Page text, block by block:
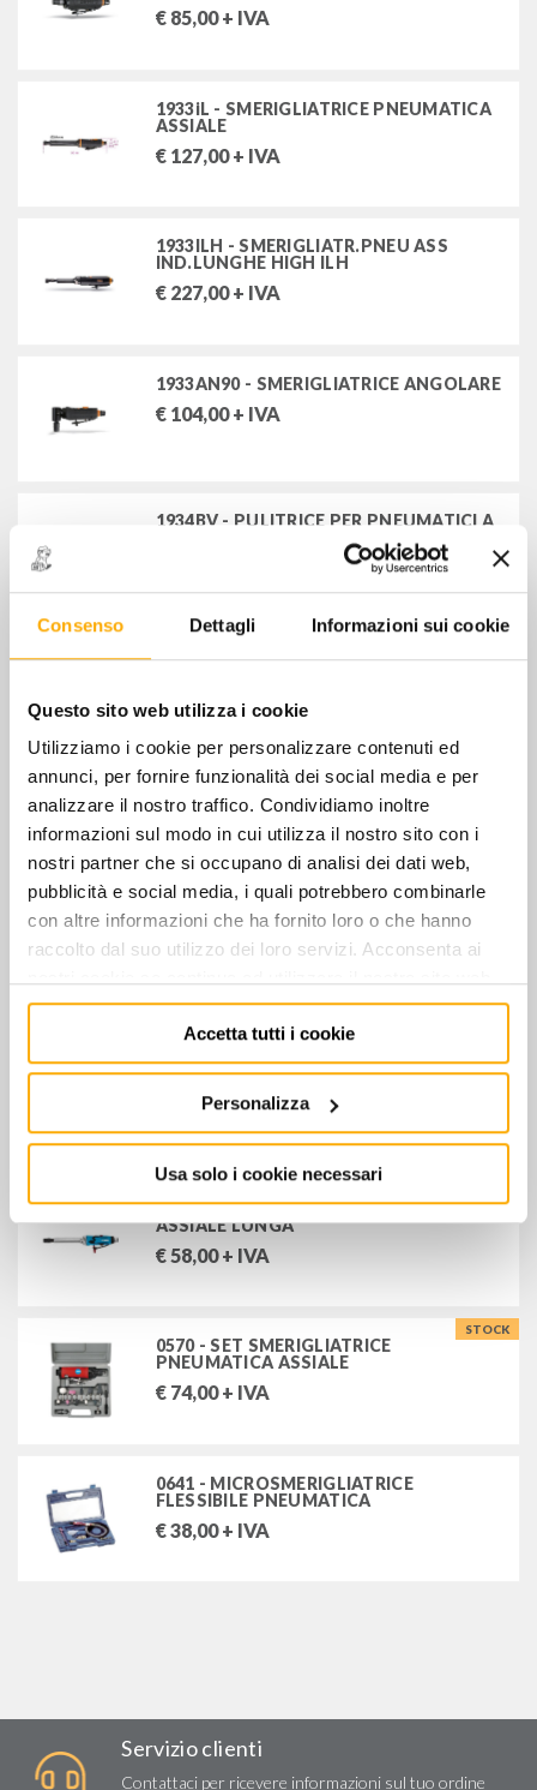
Consenso Dettagli Informazioni sui cookie
Questo sito web utilizza i cookie
Utilizziamo i cookie per personalizzare contenuti ed
annunci, per fornire funzionalità dei social media e per
analizzare il nostro traffico. Condividiamo inoltre
informazioni sul modo in cui utilizza il nostro sito con i
nostri partner che si occupano di analisi dei dati web,
pubblicità e social media, i quali potrebbero combinarle
con altre informazioni che ha fornito loro o che hanno
raccolto dal suo utilizzo dei loro servizi. Acconsenta ai
Accetta tutti i cookie
Personalizza
Usa solo i cookie necessari
BETA UTENSILI SPA
CHICAGO PNEUMATIC
DINO PAOLI SRL
€ 85,00+ IVA
1933iL - SMERIGLIATRICE PNEUMATICA
ASSIALE
€ 127,00+ IVA
1933ILH - SMERIGLIATR.PNEU ASS
IND.LUNGHE HIGH ILH
€ 227,00+ IVA
1933AN90 - SMERIGLIATRICE ANGOLARE
€ 104,00+ IVA
1934BV - PULITRICE PER PNEUMATICI A
CP 9105Q-B - SMERIGLIATRICE DIRITTA -
€ 96,00+ IVA
CP 860ES - FRESATRICE SMERIGLIATRICE
DRITTA
€135,00+ IVA
STOCK
UG-38N - SMERIGLIATRICE DIRITTA
LEGGERA
€180,00+ IVA
0050 - SET SMERIGLIATRICE
40,00+ IVA
0417 - SMERIGLIATRICE PNEUMATICA
ASSIALE LUNGA
€ 58,00+ IVA
STOCK
0570 - SET SMERIGLIATRICE
PNEUMATICA ASSIALE
€ 74,00+ IVA
0641 - MICROSMERIGLIATRICE
FLESSIBILE PNEUMATICA
€38,00+ IVA
Servizio clienti
Contattaci per ricevere informazioni sul tuo ordine